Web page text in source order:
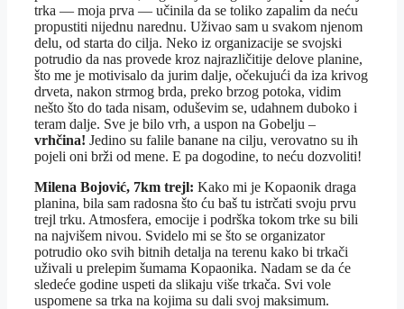
trka — moja prva — učinila da se toliko zapalim da neću
propustiti nijednu narednu. Uživao sam u svakom njenom
delu, od starta do cilja. Neko iz organizacije se svojski
potrudio da nas provede kroz najrazličitije delove planine,
što me je motivisalo da jurim dalje, očekujući da iza krivog
drveta, nakon strmog brda, preko brzog potoka, vidim
nešto što do tada nisam, oduševim se, udahnem duboko i
teram dalje. Sve je bilo vrh, a uspon na Gobelju –
vrhčina! Jedino su falile banane na cilju, verovatno su ih
pojeli oni brži od mene. E pa dogodine, to neću dozvoliti!
Milena Bojović, 7km trejl: Kako mi je Kopaonik draga
planina, bila sam radosna što ću baš tu istrčati svoju prvu
trejl trku. Atmosfera, emocije i podrška tokom trke su bili
na najvišem nivou. Svidelo mi se što se organizator
potrudio oko svih bitnih detalja na terenu kako bi trkači
uživali u prelepim šumama Kopaonika. Nadam se da će
sledeće godine uspeti da slikaju više trkača. Svi vole
uspomene sa trka na kojima su dali svoj maksimum.